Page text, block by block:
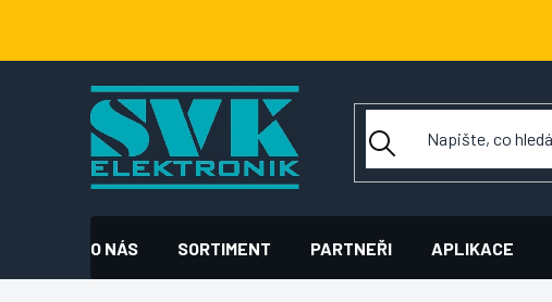
obsah
O NÁS SORTIMENT PARTNEŘI APLIKACE